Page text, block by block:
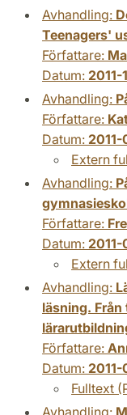
Avhandling:
Teenagers'
Författare:
Datum: 2011-
Avhandling:
Författare:
Datum: 2011-
Extern
Avhandling:
Författare:
Datum: 2011-
Extern
Avhandling:
läsning.
Författare:
Datum: 2011-
Fulltext
Avhandling: